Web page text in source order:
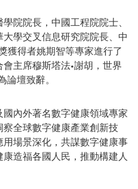
院院長，中國工程院院士、
學交叉信息研究院院長、中
獲得者姚期智等專家進行了
主席穆斯塔法•謝胡，世界
壇致辭。
內外著名數字健康領域專家
察全球數字健康產業創新技
場景深化，共謀數字健康事
造福各國人民，推動構建人